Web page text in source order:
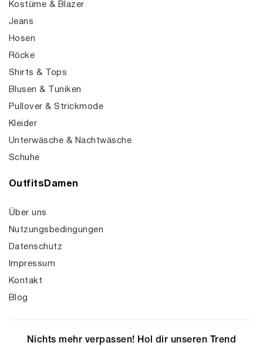
Kostüme & Blazer
Jeans
Hosen
Röcke
Shirts & Tops
Blusen & Tuniken
Pullover & Strickmode
Kleider
Unterwäsche & Nachtwäsche
Schuhe
OutfitsDamen
Über uns
Nutzungsbedingungen
Datenschutz
Impressum
Kontakt
Blog
Nichts mehr verpassen! Hol dir unseren Trend